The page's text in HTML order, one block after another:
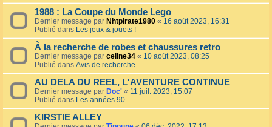
1988 : La Coupe du Monde Lego
Dernier message par Nhtpirate1980 « 16 août 2023, 16:31
Publié dans Les jeux & jouets !
À la recherche de robes et chaussures retro
Dernier message par celine34 « 10 août 2023, 08:25
Publié dans Avis de recherche
AU DELA DU REEL, L'AVENTURE CONTINUE
Dernier message par Doc' « 11 juil. 2023, 15:07
Publié dans Les années 90
KIRSTIE ALLEY